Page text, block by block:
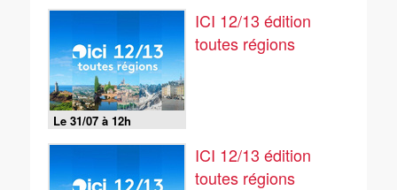
Le 31/07 à 12h
ICI 12/13 édition
toutes régions
ICI 12/13 édition
toutes régions